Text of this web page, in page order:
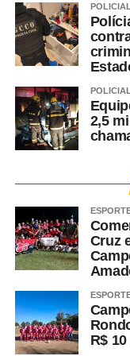
questão de
foi tão de
Varas de Justiça,
e dentro da
atendimento
Delegacias
de Justiça ajuda
rede para que
questão de
atendemos
atendemos a
toda e qualquer
dentro ou fora de
e familiar, onde
psicológica. Esses
narram.
POLICIAL
POLICIAL
2,5
Cruz
R$